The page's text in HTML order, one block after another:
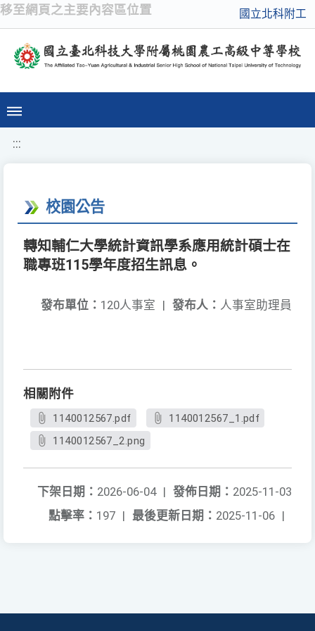
移至網頁之主要內容區位置 國立北科附工
:::
校園公告
轉知輔仁大學統計資訊學系應用統計碩士在
職專班115學年度招生訊息。
發布人： 人事室助理員
發布單位： 120人事室 |
相關附件
1140012567.pdf
1140012567_1.pdf
1140012567_2.png
發佈日期： 2025-11-03
下架日期： 2026-06-04 |
最後更新日期： 2025-11-06 |
點擊率： 197 |